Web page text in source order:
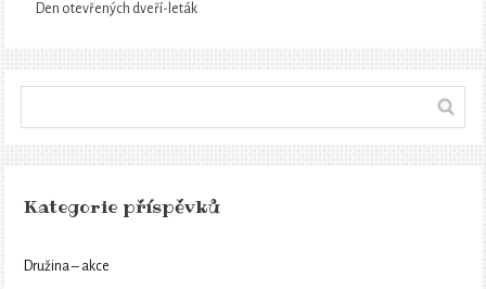
Den otevřených dveří-leták
Kategorie příspěvků
Družina – akce